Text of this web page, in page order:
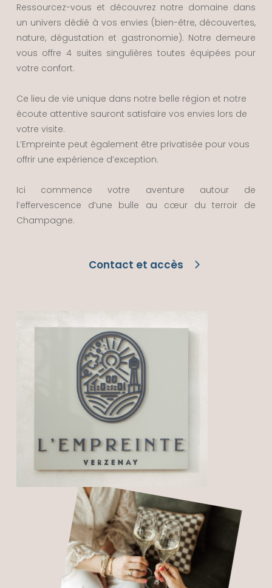
Ressourcez-vous et découvrez notre domaine dans
un univers dédié à vos envies (bien-être, découvertes,
nature, dégustation et gastronomie). Notre demeure
vous offre 4 suites singulières toutes équipées pour
votre confort.
Ce lieu de vie unique dans notre belle région et notre
écoute attentive sauront satisfaire vos envies lors de
votre visite.
L’Empreinte peut également être privatisée pour vous
offrir une expérience d’exception.
Ici commence votre aventure autour de
l’effervescence d’une bulle au cœur du terroir de
Champagne.
Contact et accès